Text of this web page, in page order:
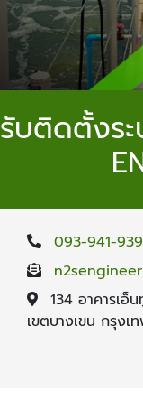
รับติดตั้งร
093-941-
134 อาคารเอ็
เขตบางเขน กรุงเ